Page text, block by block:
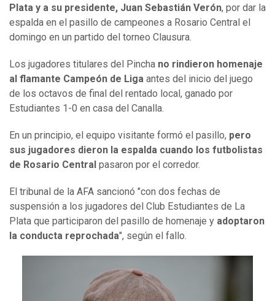
Plata y a su presidente, Juan Sebastián Verón, por dar la
espalda en el pasillo de campeones a Rosario Central el
domingo en un partido del torneo Clausura.
Los jugadores titulares del Pincha no rindieron homenaje
al flamante Campeón de Liga antes del inicio del juego
de los octavos de final del rentado local, ganado por
Estudiantes 1-0 en casa del Canalla.
En un principio, el equipo visitante formó el pasillo, pero
sus jugadores dieron la espalda cuando los futbolistas
de Rosario Central pasaron por el corredor.
El tribunal de la AFA sancionó "con dos fechas de
suspensión a los jugadores del Club Estudiantes de La
Plata que participaron del pasillo de homenaje y adoptaron
la conducta reprochada", según el fallo.